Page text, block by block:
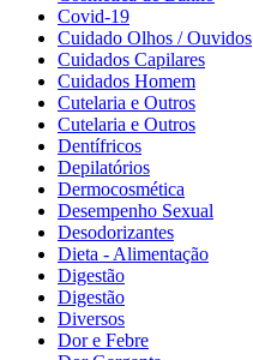
Covid-19
Cuidado Olhos / Ouvidos
Cuidados Capilares
Cuidados Homem
Cutelaria e Outros
Cutelaria e Outros
Dentífricos
Depilatórios
Dermocosmética
Desempenho Sexual
Desodorizantes
Dieta - Alimentação
Digestão
Digestão
Diversos
Dor e Febre